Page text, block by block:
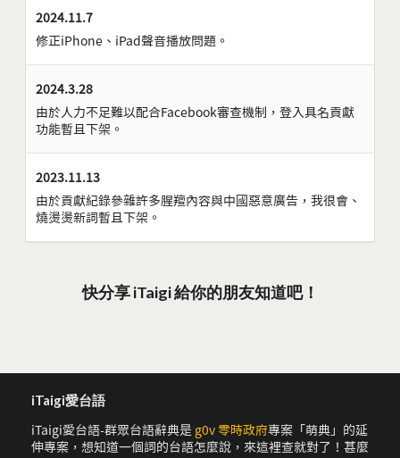
2024.11.7
修正iPhone、iPad聲音播放問題。
2024.3.28
由於人力不足難以配合Facebook審查機制，登入具名貢獻
功能暫且下架。
2023.11.13
由於貢獻紀錄參雜許多腥羶內容與中國惡意廣告，我很會、
燒燙燙新詞暫且下架。
快分享 iTaigi 給你的朋友知道吧！
iTaigi愛台語
iTaigi愛台語-群眾台語辭典是 g0v 零時政府專案「萌典」的延
伸專案，想知道一個詞的台語怎麼說，來這裡查就對了！甚麼